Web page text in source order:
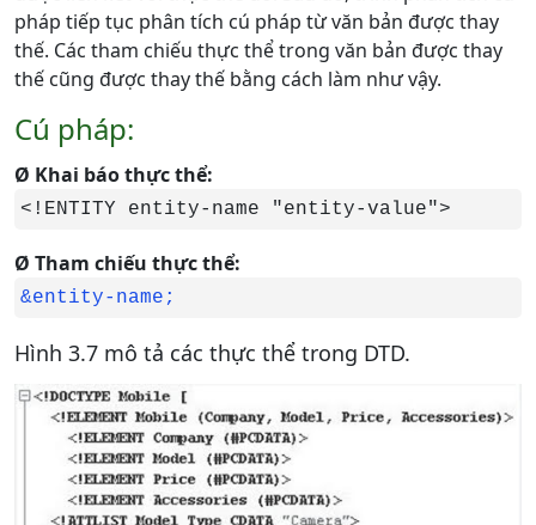
pháp tiếp tục phân tích cú pháp từ văn bản được thay
thế. Các tham chiếu thực thể trong văn bản được thay
thế cũng được thay thế bằng cách làm như vậy.
Cú pháp:
Ø Khai báo thực thể:
<!ENTITY entity-name "entity-value">
Ø Tham chiếu thực thể:
&entity-name;
Hình 3.7 mô tả các thực thể trong DTD.